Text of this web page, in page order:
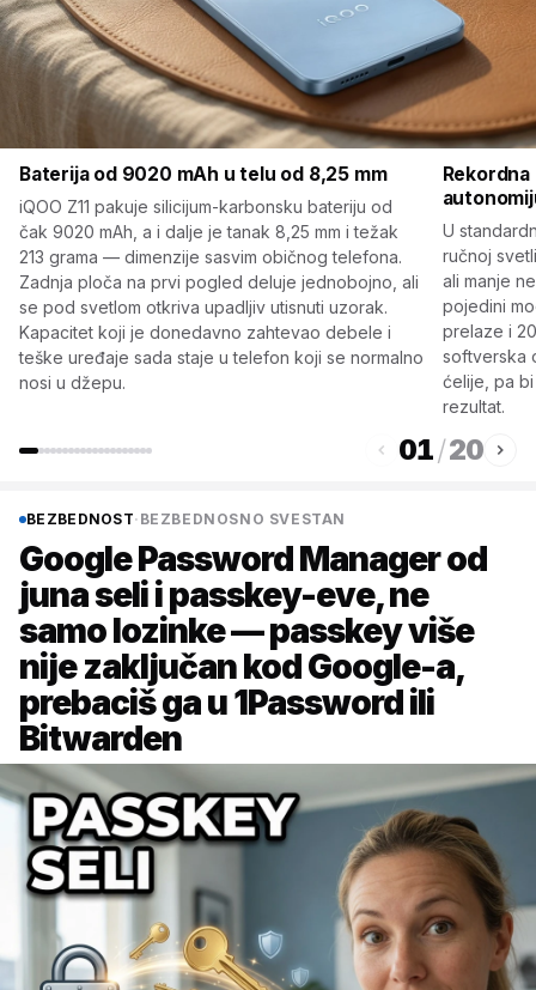
Baterija od 9020 mAh u telu od 8,25 mm
iQOO Z11 pakuje silicijum-karbonsku bateriju od
čak 9020 mAh, a i dalje je tanak 8,25 mm i težak
213 grama — dimenzije sasvim običnog telefona.
Zadnja ploča na prvi pogled deluje jednobojno, ali
se pod svetlom otkriva upadljiv utisnuti uzorak.
Kapacitet koji je donedavno zahtevao debele i
teške uređaje sada staje u telefon koji se normalno
nosi u džepu.
U
ručnoj
ali manje
pojedini
prelaze i
softverska
ćelije, pa
rezultat.
01/20
BEZBEDNOST· BEZBEDNOSNO SVESTAN
Google Password Manager od
juna seli i passkey-eve, ne
samo lozinke — passkey više
nije zaključan kod Google-a,
prebaciš ga u 1Password ili
Bitwarden